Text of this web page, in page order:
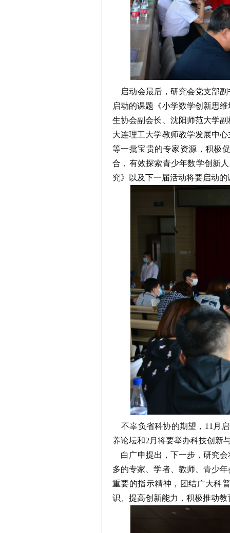
启动会最后，研究会党支部副
启动的课题《小学数学创新思
生协会副会长、沈阳师范大学
大连理工大学教师教学发展中
等一批宝贵的专家资源，积极
合，有效探索青少年数学创新
究》以及下一届活动将要启动
不辜负省科协的期望，11月
养论坛和2月将要举办科技创新
白广申提出，下一步，研究会
多的专家、学者、教师、青少
重要的指示精神，团结广大科
识、提高创新能力，积极推动